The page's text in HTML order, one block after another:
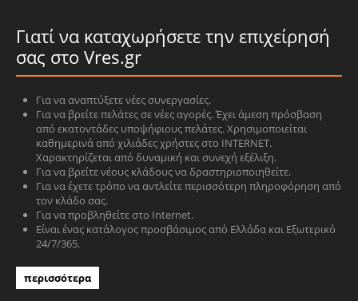
Γιατί να καταχωρήσετε την επιχείρησή
σας στο Vres.gr
Για να αναπτύξετε νέες συνεργασίες.
Για να βρείτε πελάτες σε νέες αγορές. Έχει άμεση πρόσβαση
από εκατοντάδες υποψήφιους πελάτες. Χρησιμοποιείται
καθημερινά από χιλιάδες χρήστες στο INTERNET.
Χαρακτηρίζεται από δυναμική και συνεχή εξέλιξη.
Για να βρείτε νέους κλάδους να δραστηριοποιηθείτε.
Για να έχετε τρόπο να αντλείτε περισσότερη πληροφόρηση από
τον κλάδο σας.
Για να προβληθείτε στο Internet.
Είναι ένας κατάλογος προσβάσιμος από Ελλάδα και Εξωτερικό
24/7/365.
περισσότερα